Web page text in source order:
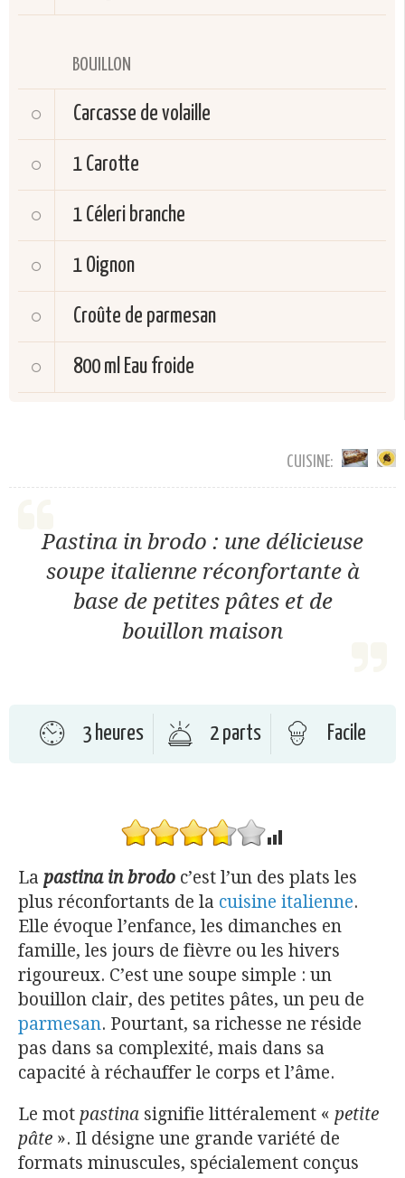
BOUILLON
Carcasse de volaille
1 Carotte
1 Céleri branche
1 Oignon
Croûte de parmesan
800 ml Eau froide
CUISINE:
Pastina in brodo : une délicieuse
soupe italienne réconfortante à
base de petites pâtes et de
bouillon maison
3 heures 2 parts Facile
La pastina in brodo c’est l’un des plats les
plus réconfortants de la cuisine italienne.
Elle évoque l’enfance, les dimanches en
famille, les jours de fièvre ou les hivers
rigoureux. C’est une soupe simple : un
bouillon clair, des petites pâtes, un peu de
parmesan. Pourtant, sa richesse ne réside
pas dans sa complexité, mais dans sa
capacité à réchauffer le corps et l’âme.
Le mot pastina signifie littéralement « petite
pâte ». Il désigne une grande variété de
formats minuscules, spécialement conçus